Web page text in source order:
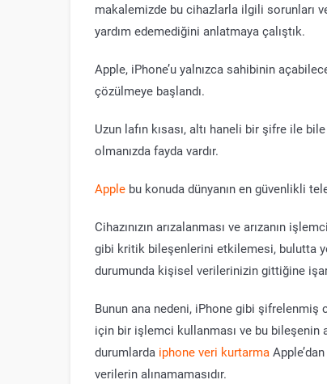
makalemizde bu cihazlarla ilgili sorunları
yardım edemediğini anlatmaya çalıştık.
Apple, iPhone’u yalnızca sahibinin
çözülmeye başlandı.
Uzun lafın kısası, altı haneli bir şifre ile
olmanızda fayda vardır.
Apple bu konuda dünyanın en güvenlikli
Cihazınızın arızalanması ve arızanın
gibi kritik bileşenlerini etkilemesi, bulutta
durumunda kişisel verilerinizin gittiğine
Bunun ana nedeni, iPhone gibi şifrelenmiş
için bir işlemci kullanması ve bu bileşenin
durumlarda iphone veri kurtarma
verilerin alınamamasıdır.